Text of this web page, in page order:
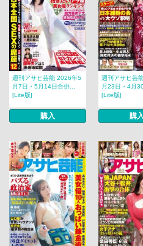
週刊アサヒ芸能 2026年5
月7日・5月14日合併...
[Lite版]
購入
週刊アサヒ芸
月23日・4月
[Lite版]
購入